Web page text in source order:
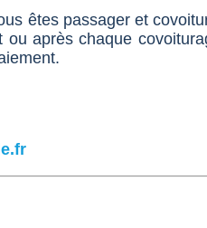
êtes passager et
ou après chaque